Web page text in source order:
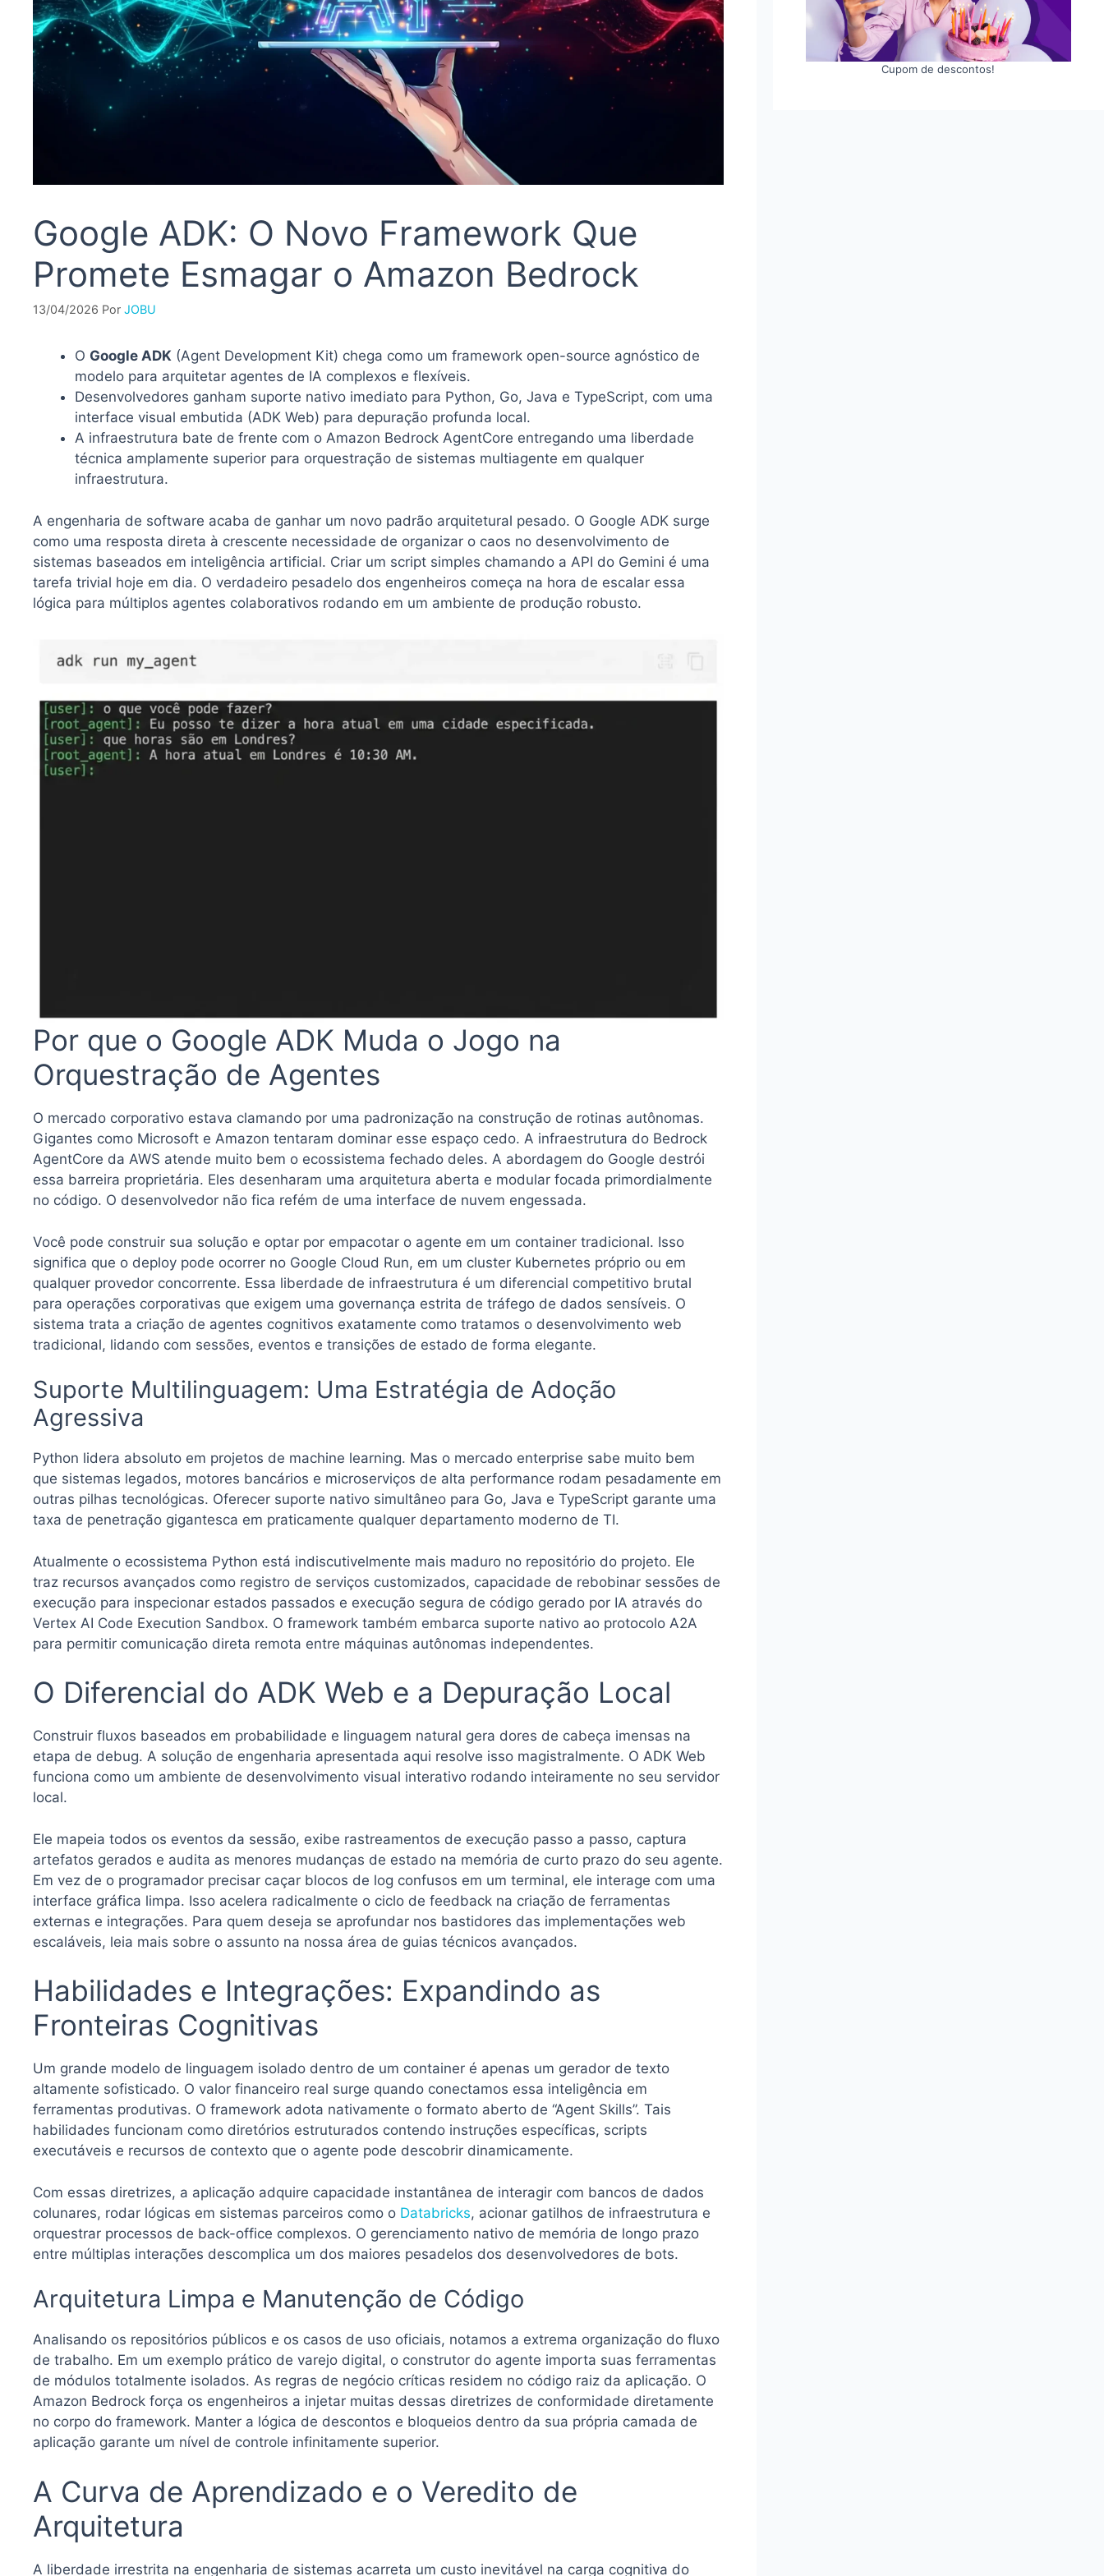
Google ADK: O Novo Framework Que
Promete Esmagar o Amazon Bedrock
13/04/2026 Por JOBU
O Google ADK (Agent Development Kit) chega como um framework open-source agnóstico de
modelo para arquitetar agentes de IA complexos e flexíveis.
Desenvolvedores ganham suporte nativo imediato para Python, Go, Java e TypeScript, com uma
interface visual embutida (ADK Web) para depuração profunda local.
A infraestrutura bate de frente com o Amazon Bedrock AgentCore entregando uma liberdade
técnica amplamente superior para orquestração de sistemas multiagente em qualquer
infraestrutura.
A engenharia de software acaba de ganhar um novo padrão arquitetural pesado. O Google ADK surge
como uma resposta direta à crescente necessidade de organizar o caos no desenvolvimento de
sistemas baseados em inteligência artificial. Criar um script simples chamando a API do Gemini é uma
tarefa trivial hoje em dia. O verdadeiro pesadelo dos engenheiros começa na hora de escalar essa
lógica para múltiplos agentes colaborativos rodando em um ambiente de produção robusto.
Por que o Google ADK Muda o Jogo na
Orquestração de Agentes
O mercado corporativo estava clamando por uma padronização na construção de rotinas autônomas.
Gigantes como Microsoft e Amazon tentaram dominar esse espaço cedo. A infraestrutura do Bedrock
AgentCore da AWS atende muito bem o ecossistema fechado deles. A abordagem do Google destrói
essa barreira proprietária. Eles desenharam uma arquitetura aberta e modular focada primordialmente
no código. O desenvolvedor não fica refém de uma interface de nuvem engessada.
Você pode construir sua solução e optar por empacotar o agente em um container tradicional. Isso
significa que o deploy pode ocorrer no Google Cloud Run, em um cluster Kubernetes próprio ou em
qualquer provedor concorrente. Essa liberdade de infraestrutura é um diferencial competitivo brutal
para operações corporativas que exigem uma governança estrita de tráfego de dados sensíveis. O
sistema trata a criação de agentes cognitivos exatamente como tratamos o desenvolvimento web
tradicional, lidando com sessões, eventos e transições de estado de forma elegante.
Suporte Multilinguagem: Uma Estratégia de Adoção
Agressiva
Python lidera absoluto em projetos de machine learning. Mas o mercado enterprise sabe muito bem
que sistemas legados, motores bancários e microserviços de alta performance rodam pesadamente em
outras pilhas tecnológicas. Oferecer suporte nativo simultâneo para Go, Java e TypeScript garante uma
taxa de penetração gigantesca em praticamente qualquer departamento moderno de TI.
Atualmente o ecossistema Python está indiscutivelmente mais maduro no repositório do projeto. Ele
traz recursos avançados como registro de serviços customizados, capacidade de rebobinar sessões de
execução para inspecionar estados passados e execução segura de código gerado por IA através do
Vertex AI Code Execution Sandbox. O framework também embarca suporte nativo ao protocolo A2A
para permitir comunicação direta remota entre máquinas autônomas independentes.
O Diferencial do ADK Web e a Depuração Local
Construir fluxos baseados em probabilidade e linguagem natural gera dores de cabeça imensas na
etapa de debug. A solução de engenharia apresentada aqui resolve isso magistralmente. O ADK Web
funciona como um ambiente de desenvolvimento visual interativo rodando inteiramente no seu servidor
local.
Ele mapeia todos os eventos da sessão, exibe rastreamentos de execução passo a passo, captura
artefatos gerados e audita as menores mudanças de estado na memória de curto prazo do seu agente.
Em vez de o programador precisar caçar blocos de log confusos em um terminal, ele interage com uma
interface gráfica limpa. Isso acelera radicalmente o ciclo de feedback na criação de ferramentas
externas e integrações. Para quem deseja se aprofundar nos bastidores das implementações web
escaláveis, leia mais sobre o assunto na nossa área de guias técnicos avançados.
Habilidades e Integrações: Expandindo as
Fronteiras Cognitivas
Um grande modelo de linguagem isolado dentro de um container é apenas um gerador de texto
altamente sofisticado. O valor financeiro real surge quando conectamos essa inteligência em
ferramentas produtivas. O framework adota nativamente o formato aberto de “Agent Skills”. Tais
habilidades funcionam como diretórios estruturados contendo instruções específicas, scripts
executáveis e recursos de contexto que o agente pode descobrir dinamicamente.
Com essas diretrizes, a aplicação adquire capacidade instantânea de interagir com bancos de dados
colunares, rodar lógicas em sistemas parceiros como o Databricks, acionar gatilhos de infraestrutura e
orquestrar processos de back-office complexos. O gerenciamento nativo de memória de longo prazo
entre múltiplas interações descomplica um dos maiores pesadelos dos desenvolvedores de bots.
Arquitetura Limpa e Manutenção de Código
Analisando os repositórios públicos e os casos de uso oficiais, notamos a extrema organização do fluxo
de trabalho. Em um exemplo prático de varejo digital, o construtor do agente importa suas ferramentas
de módulos totalmente isolados. As regras de negócio críticas residem no código raiz da aplicação. O
Amazon Bedrock força os engenheiros a injetar muitas dessas diretrizes de conformidade diretamente
no corpo do framework. Manter a lógica de descontos e bloqueios dentro da sua própria camada de
aplicação garante um nível de controle infinitamente superior.
A Curva de Aprendizado e o Veredito de
Arquitetura
A liberdade irrestrita na engenharia de sistemas acarreta um custo inevitável na carga cognitiva do
Cupom de descontos!